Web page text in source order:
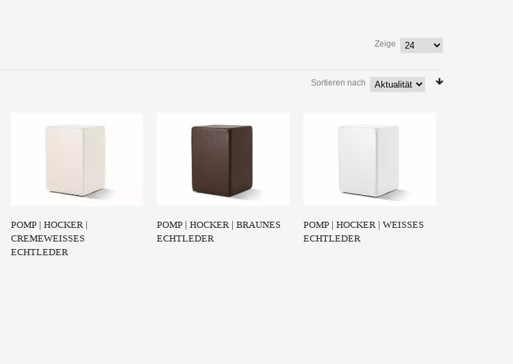
Zeige
Sortieren nach
POMP | HOCKER |
CREMEWEISSES E
CHTLEDER
POMP | HOCKER | BRAUNES
ECHTLEDER
POMP | HOCKER | WEISSES E
CHTLEDER